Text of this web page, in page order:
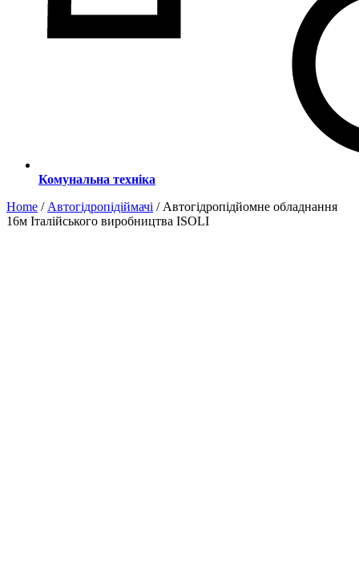
Комунальна техніка
Home / Автогідропідіймачі / Автогідропідйомне обладнання
16м Італійського виробництва ISOLI